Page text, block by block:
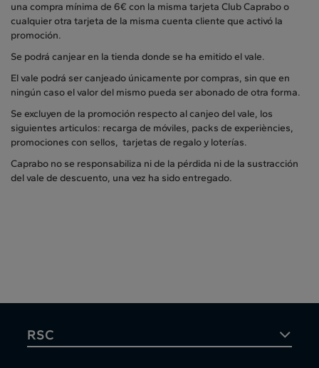
una compra mínima de 6€ con la misma tarjeta Club Caprabo o
cualquier otra tarjeta de la misma cuenta cliente que activó la
promoción.
Se podrá canjear en la tienda donde se ha emitido el vale.
El vale podrá ser canjeado únicamente por compras, sin que en
ningún caso el valor del mismo pueda ser abonado de otra forma.
Se excluyen de la promoción respecto al canjeo del vale, los
siguientes articulos: recarga de móviles, packs de experiències,
promociones con sellos, tarjetas de regalo y loterías.
Caprabo no se responsabiliza ni de la pérdida ni de la sustracción
del vale de descuento, una vez ha sido entregado.
RSC